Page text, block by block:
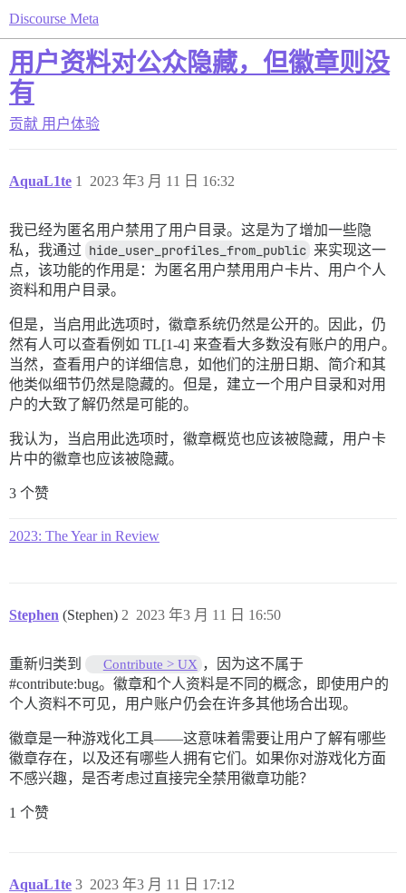
Discourse Meta
用户资料对公众隐藏，但徽章则没
有
贡献 用户体验
AquaL1te 2023 年3 月 11 日 16:32
1
我已经为匿名用户禁用了用户目录。这是为了增加一些隐
私，我通过 hide_user_profiles_from_public 来实现这一
点，该功能的作用是：为匿名用户禁用用户卡片、用户个人
资料和用户目录。
但是，当启用此选项时，徽章系统仍然是公开的。因此，仍
然有人可以查看例如 TL[1-4] 来查看大多数没有账户的用户。
当然，查看用户的详细信息，如他们的注册日期、简介和其
他类似细节仍然是隐藏的。但是，建立一个用户目录和对用
户的大致了解仍然是可能的。
我认为，当启用此选项时，徽章概览也应该被隐藏，用户卡
片中的徽章也应该被隐藏。
3 个赞
2023: The Year in Review
Stephen (Stephen) 2023 年3 月 11 日 16:50
2
重新归类到 Contribute > UX ，因为这不属于
#contribute:bug。徽章和个人资料是不同的概念，即使用户的
个人资料不可见，用户账户仍会在许多其他场合出现。
徽章是一种游戏化工具——这意味着需要让用户了解有哪些
徽章存在，以及还有哪些人拥有它们。如果你对游戏化方面
不感兴趣，是否考虑过直接完全禁用徽章功能？
1 个赞
AquaL1te 2023 年3 月 11 日 17:12
3